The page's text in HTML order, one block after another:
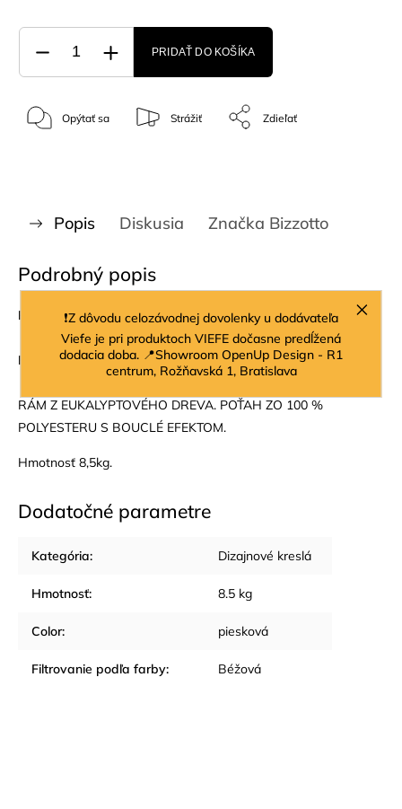
❗Z dôvodu celozávodnej dovolenky u dodávateľa
Viefe je pri produktoch VIEFE dočasne predĺžená
dodacia doba. 📍Showroom OpenUp Design - R1
centrum, Rožňavská 1, Bratislava
PRIDAŤ DO KOŠÍKA
Opýtať sa Strážiť Zdieľať
Popis Diskusia Značka Bizzotto
Podrobný popis
Rozmery: Výška: 44,5 cm - Šírka: 44,5 cm - Hĺbka: 44,5 cm
Farba: béžová
RÁM Z EUKALYPTOVÉHO DREVA. POŤAH ZO 100 %
POLYESTERU S BOUCLÉ ​​EFEKTOM.
Hmotnosť 8,5kg.
Dodatočné parametre
Kategória: Dizajnové kreslá
Hmotnosť: 8.5 kg
Color: piesková
Filtrovanie podľa farby: Béžová